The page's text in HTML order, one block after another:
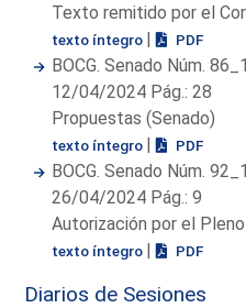
Texto remitido por el
texto íntegro | PDF
BOCG. Senado Núm.
12/04/2024 Pág.: 28
Propuestas (Senado)
texto íntegro | PDF
BOCG. Senado Núm.
26/04/2024 Pág.: 9
Autorización por el Pleno
texto íntegro | PDF
Diarios de Sesiones